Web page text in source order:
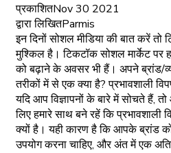
प्रकाशितNov 30 2021
द्वारा लिखितParmis
इन दिनों सोशल मीडिया की बात करें तो
मुश्किल है। टिकटॉक सोशल मार्केट पर
को बढ़ाने के अवसर भी हैं। अपने ब्रांड/
तरीकों में से एक क्या है? प्रभावशाली
यदि आप विज्ञापनों के बारे में सोचते हैं,
लिए हमारे साथ बने रहें कि प्रभावशाली
क्यों है। यही कारण है कि आपके ब्रांड
उपयोग करना चाहिए, और अंत में एक